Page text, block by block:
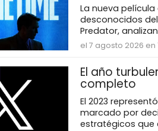
La nueva
desconocidos
Predator,
el 7 agosto 2026 en
El año
completo
El 2023
marcado por
estratégicos que